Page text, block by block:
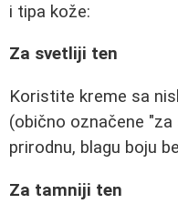
i tipa kože:
Za svetliji ten
Koristite kreme sa
(obično označene "za
prirodnu, blagu boju
Za tamniji ten